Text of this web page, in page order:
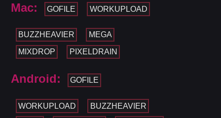
Mac: GOFILE WORKUPLOAD
BUZZHEAVIER MEGA
MIXDROP PIXELDRAIN
Android: GOFILE
WORKUPLOAD BUZZHEAVIER